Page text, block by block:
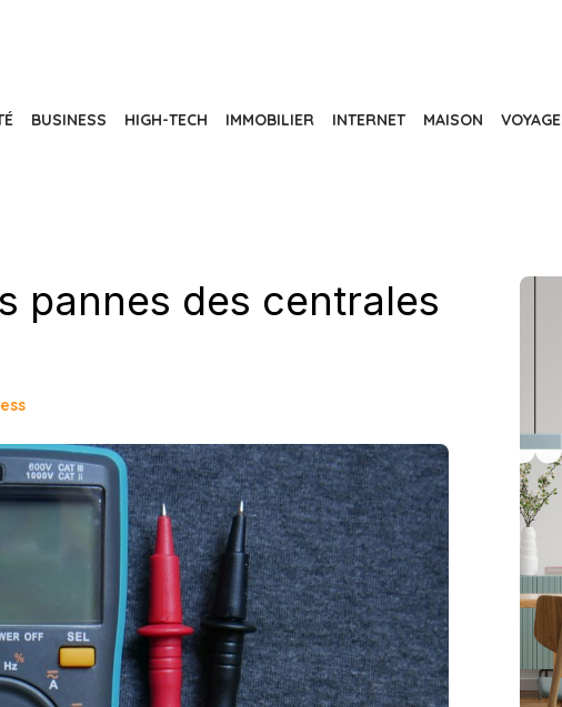
BUSINESS HIGH-TECH IMMOBILIER INTERNET MAISON VOYAGE
pannes des centrales